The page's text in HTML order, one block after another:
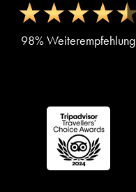
98% Weiterempfehlung